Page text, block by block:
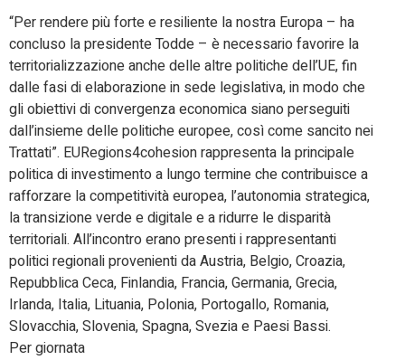
“Per rendere più forte e resiliente la nostra Europa – ha
concluso la presidente Todde – è necessario favorire la
territorializzazione anche delle altre politiche dell’UE, fin
dalle fasi di elaborazione in sede legislativa, in modo che
gli obiettivi di convergenza economica siano perseguiti
dall’insieme delle politiche europee, così come sancito nei
Trattati”. EURegions4cohesion rappresenta la principale
politica di investimento a lungo termine che contribuisce a
rafforzare la competitività europea, l’autonomia strategica,
la transizione verde e digitale e a ridurre le disparità
territoriali. All’incontro erano presenti i rappresentanti
politici regionali provenienti da Austria, Belgio, Croazia,
Repubblica Ceca, Finlandia, Francia, Germania, Grecia,
Irlanda, Italia, Lituania, Polonia, Portogallo, Romania,
Slovacchia, Slovenia, Spagna, Svezia e Paesi Bassi.
Per giornata